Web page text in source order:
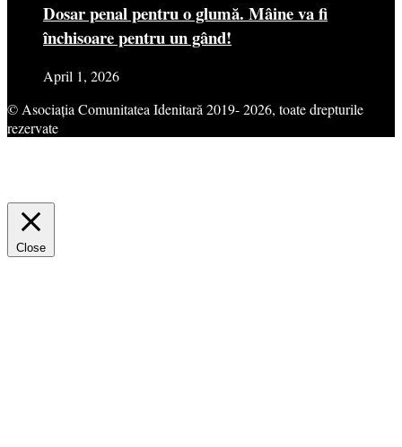
Dosar penal pentru o glumă. Mâine va fi
închisoare pentru un gând!
April 1, 2026
© Asociația Comunitatea Idenitară 2019- 2026, toate drepturile
rezervate
Close